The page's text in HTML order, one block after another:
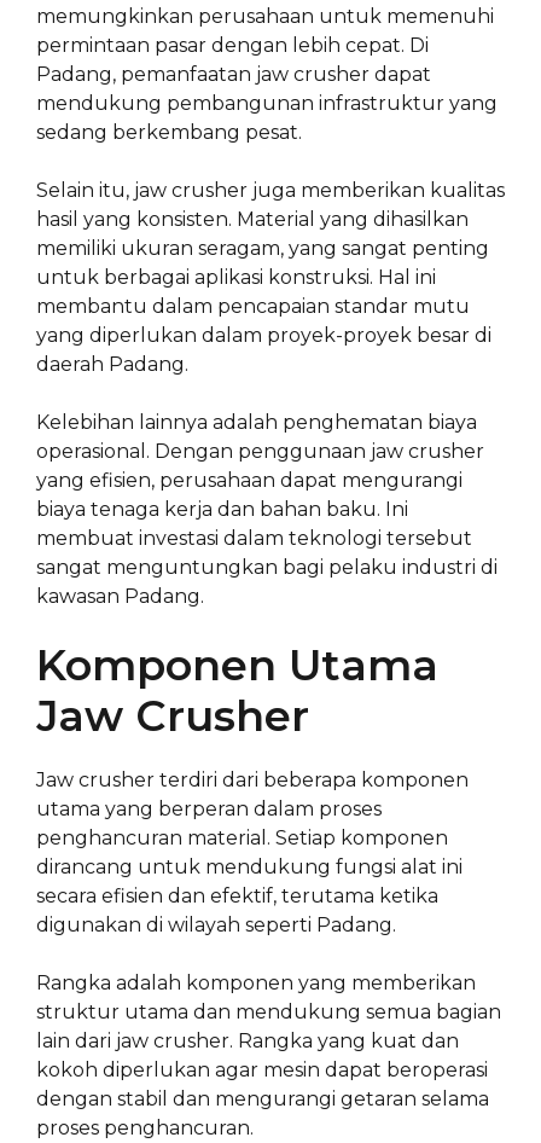
memungkinkan perusahaan untuk memenuhi
permintaan pasar dengan lebih cepat. Di
Padang, pemanfaatan jaw crusher dapat
mendukung pembangunan infrastruktur yang
sedang berkembang pesat.
Selain itu, jaw crusher juga memberikan kualitas
hasil yang konsisten. Material yang dihasilkan
memiliki ukuran seragam, yang sangat penting
untuk berbagai aplikasi konstruksi. Hal ini
membantu dalam pencapaian standar mutu
yang diperlukan dalam proyek-proyek besar di
daerah Padang.
Kelebihan lainnya adalah penghematan biaya
operasional. Dengan penggunaan jaw crusher
yang efisien, perusahaan dapat mengurangi
biaya tenaga kerja dan bahan baku. Ini
membuat investasi dalam teknologi tersebut
sangat menguntungkan bagi pelaku industri di
kawasan Padang.
Komponen Utama
Jaw Crusher
Jaw crusher terdiri dari beberapa komponen
utama yang berperan dalam proses
penghancuran material. Setiap komponen
dirancang untuk mendukung fungsi alat ini
secara efisien dan efektif, terutama ketika
digunakan di wilayah seperti Padang.
Rangka adalah komponen yang memberikan
struktur utama dan mendukung semua bagian
lain dari jaw crusher. Rangka yang kuat dan
kokoh diperlukan agar mesin dapat beroperasi
dengan stabil dan mengurangi getaran selama
proses penghancuran.